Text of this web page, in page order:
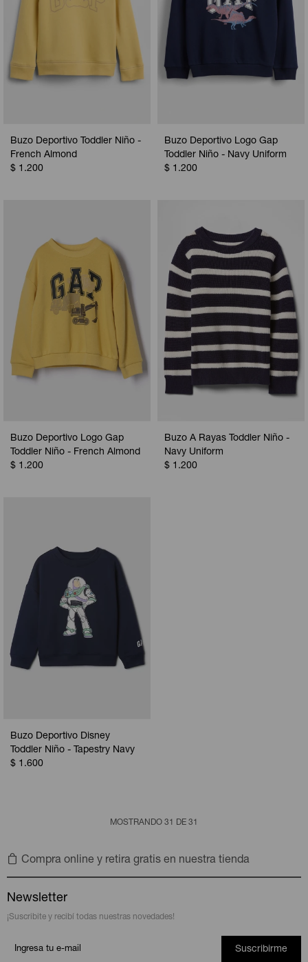
Buzo Deportivo Toddler Niño -
French Almond
$ 1.200
Buzo Deportivo Logo Gap
Toddler Niño - Navy Uniform
$ 1.200
Buzo Deportivo Logo Gap
Toddler Niño - French Almond
$ 1.200
Buzo A Rayas Toddler Niño -
Navy Uniform
$ 1.200
Buzo Deportivo Disney
Toddler Niño - Tapestry Navy
$ 1.600
MOSTRANDO 31 DE 31
Compra online y retira gratis en nuestra tienda
Newsletter
¡Suscribite y recibí todas nuestras novedades!
Suscribirme